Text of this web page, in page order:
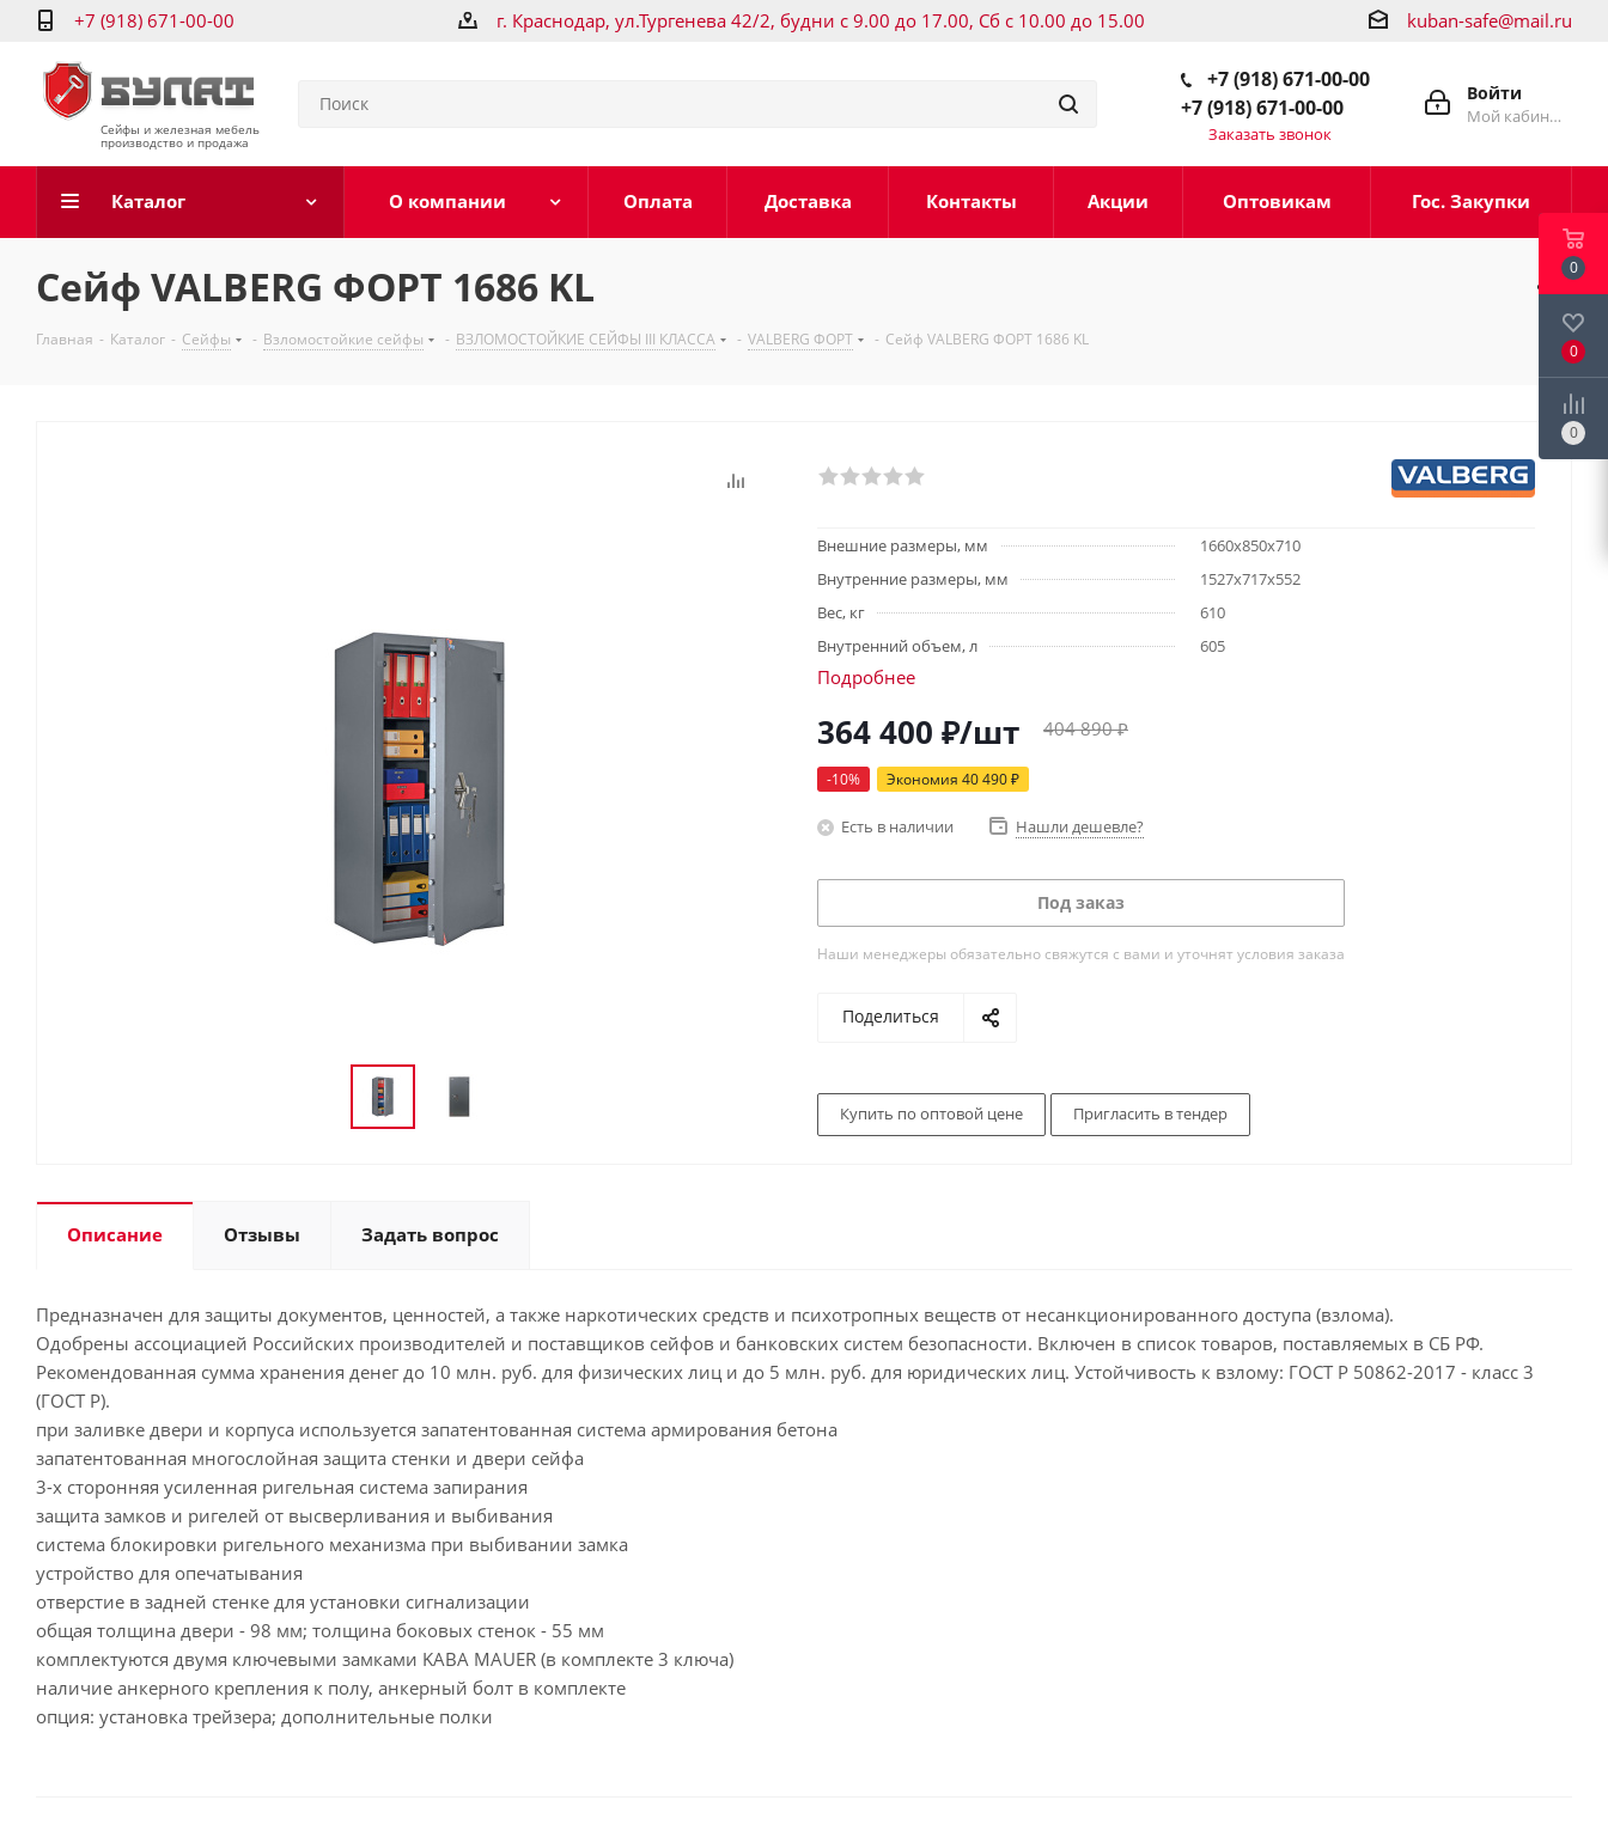
+7 (918) 671-00-00 г. Краснодар, ул.Тургенева 42/2, будни с 9.00 до 17.00, Сб с 10.00 до 15.00 kuban-safe@mail.ru
Сейфы и железная мебель
производство и продажа
Войти
Мой кабинет
+7 (918) 671-00-00
+7 (918) 671-00-00
Заказать звонок
Каталог О компании Оплата Доставка Контакты Акции Оптовикам Гос. Закупки
Сейф VALBERG ФОРТ 1686 KL
Главная - Каталог - Сейфы - Взломостойкие сейфы - ВЗЛОМОСТОЙКИЕ СЕЙФЫ III КЛАССА - VALBERG ФОРТ - Сейф VALBERG ФОРТ 1686 KL
Внешние размеры, мм
1660х850х710
Внутренние размеры, мм
1527х717х552
Вес, кг
610
Внутренний объем, л
605
Подробнее
364 400 ₽/шт 404 890₽
-10% Экономия 40 490₽
Есть в наличии Нашли дешевле?
Под заказ
Наши менеджеры обязательно свяжутся с вами и уточнят условия заказа
Поделиться
Купить по оптовой цене Пригласить в тендер
Описание Отзывы Задать вопрос
Предназначен для защиты документов, ценностей, а также наркотических средств и психотропных веществ от несанкционированного доступа (взлома).
Одобрены ассоциацией Российских производителей и поставщиков сейфов и банковских систем безопасности. Включен в список товаров, поставляемых в СБ РФ.
Рекомендованная сумма хранения денег до 10 млн. руб. для физических лиц и до 5 млн. руб. для юридических лиц. Устойчивость к взлому: ГОСТ Р 50862-2017 - класс 3
(ГОСТ Р).
при заливке двери и корпуса используется запатентованная система армирования бетона
запатентованная многослойная защита стенки и двери сейфа
3-х сторонняя усиленная ригельная система запирания
защита замков и ригелей от высверливания и выбивания
система блокировки ригельного механизма при выбивании замка
устройство для опечатывания
отверстие в задней стенке для установки сигнализации
общая толщина двери - 98 мм; толщина боковых стенок - 55 мм
комплектуются двумя ключевыми замками KABA MAUER (в комплекте 3 ключа)
наличие анкерного крепления к полу, анкерный болт в комплекте
опция: установка трейзера; дополнительные полки
0
0
0